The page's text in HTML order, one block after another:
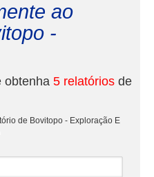
ao
-
obtenha 5 relatórios de
de Bovitopo - Exploração E